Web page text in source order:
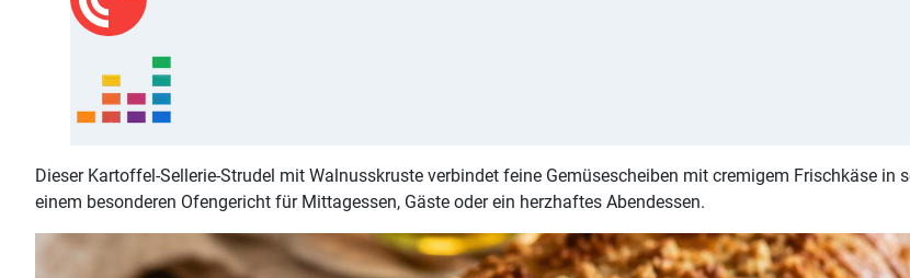
Dieser Kartoffel-Sellerie-Strudel mit Walnusskruste verbindet feine Gemüsescheiben mit cremigem Frischkäse
einem besonderen Ofengericht für Mittagessen, Gäste oder ein herzhaftes Abendessen.